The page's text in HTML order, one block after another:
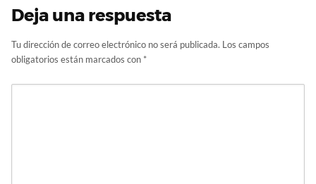
Deja una respuesta
Tu dirección de correo electrónico no será publicada. Los campos
obligatorios están marcados con *